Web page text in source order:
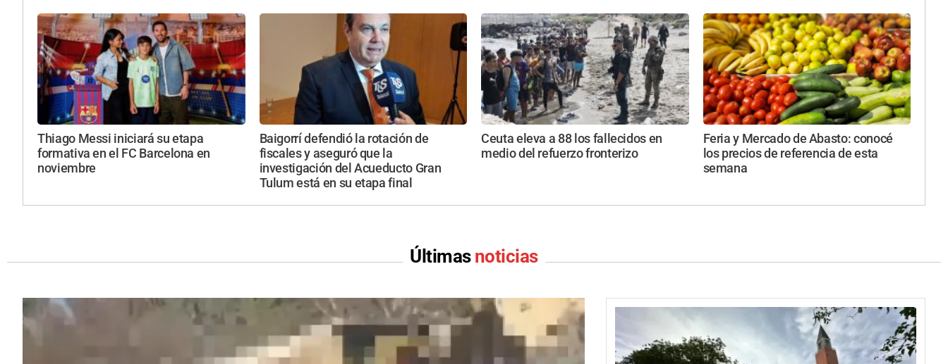
Thiago Messi iniciará su etapa
formativa en el FC Barcelona en
noviembre
Baigorrí defendió la rotación de
fiscales y aseguró que la
investigación del Acueducto Gran
Tulum está en su etapa final
Ceuta eleva a 88 los fallecidos en
medio del refuerzo fronterizo
Feria y Mercado de Abasto: conocé
los precios de referencia de esta
semana
Últimas noticias